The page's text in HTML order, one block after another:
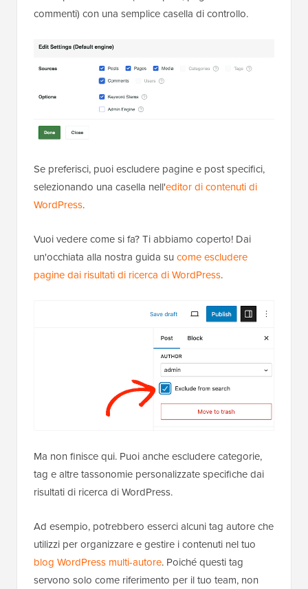
commenti) con una semplice casella di controllo.
Se preferisci, puoi escludere pagine e post specifici,
selezionando una casella nell'editor di contenuti di
WordPress.
Vuoi vedere come si fa? Ti abbiamo coperto! Dai
un'occhiata alla nostra guida su come escludere
pagine dai risultati di ricerca di WordPress.
Ma non finisce qui. Puoi anche escludere categorie,
tag e altre tassonomie personalizzate specifiche dai
risultati di ricerca di WordPress.
Ad esempio, potrebbero esserci alcuni tag autore che
utilizzi per organizzare e gestire i contenuti nel tuo
blog WordPress multi-autore. Poiché questi tag
servono solo come riferimento per il tuo team, non